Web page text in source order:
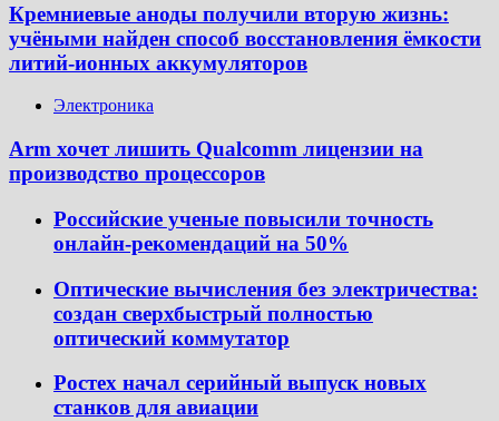
Кремниевые аноды получили вторую жизнь:
учёными найден способ восстановления ёмкости
литий-ионных аккумуляторов
Электроника
Arm хочет лишить Qualcomm лицензии на
производство процессоров
Российские ученые повысили точность
онлайн-рекомендаций на 50%
Оптические вычисления без электричества:
создан сверхбыстрый полностью
оптический коммутатор
Ростех начал серийный выпуск новых
станков для авиации